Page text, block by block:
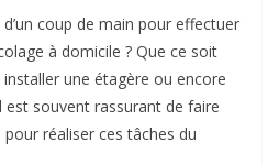
coup de main pour effectuer
à domicile ? Que ce soit
une étagère ou encore
est souvent rassurant de faire
réaliser ces tâches du